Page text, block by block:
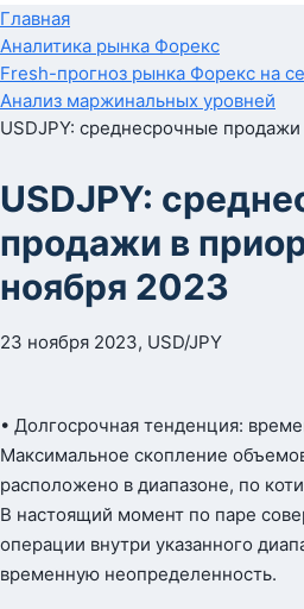
Главная
Аналитика рынка Форекс
Fresh-прогноз рынка Форекс на
Анализ маржинальных уровней
USDJPY: среднесрочные продажи
USDJPY:
продажи в
ноября 2023
23 ноября 2023, USD/JPY
• Долгосрочная тенденция:
Максимальное скопление
расположено в диапазоне, по
В настоящий момент по паре
операции внутри указанного
временную неопределенность.